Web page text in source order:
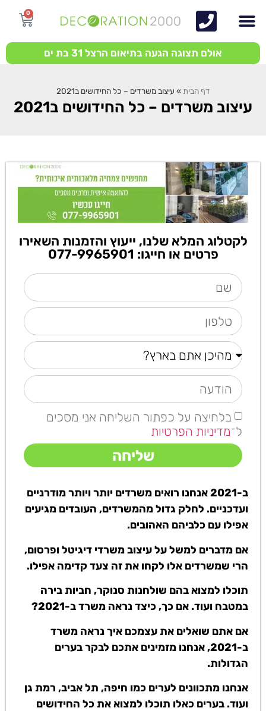
0
אולם תצוגה הגעה בתיאום הרצל 31 בת ים
דף הבית » עיצוב משרדים – כל החידושים ב2021
עיצוב משרדים – כל החידושים ב2021
לקטלוג המלא שלנו, ייעוץ והזמנות השאירו
פרטים או חייגו: 077-9965901
בלחיצה על כפתור השליחה אני מסכים
ל־מדיניות הפרטיות
שליחה
ב-2021 אנחנו רואים משרדים יותר ויותר מודרניים
ועדכניים. לחלק גדול מהמשרדים, העובדים מגיעים
אפילו עם כלביהם האהובים.
אם מדברים למשל על עיצוב משרדי דיגיטל ופרסום,
הרי שמשרדים אלו לקחו את זה צעד קדימה אפילו.
תוכלו למצוא בהם שולחנות סנוקר, חביות בירה
במטבח ועוד. אם כך, כיצד נראה משרד ב-2021?
אם אתם שואלים את עצמכם איך נראה משרד
ב-2021, אנחנו מזמינים אתכם לבקר בערים
הגדולות.
אנחנו מתכוונים לערים כמו חיפה, תל אביב, רמת גן
ועוד. בערים כאלו תוכלו למצוא את כל החידושים